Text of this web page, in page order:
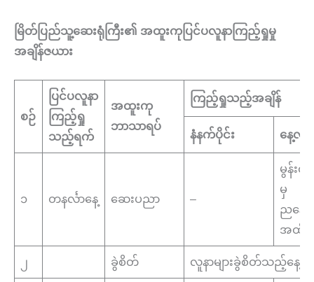
မြိတ်ပြည်သူ့ဆေးရုံကြီး၏ အထူးကုပြင်ပလူနာကြည့်ရှုမှု
အချိန်ဇယား
စဉ်
ပြင်ပလူနာ
ကြည့်ရှု
သည့်ရက်
အထူးကု
ဘာသာရပ်
ကြည့်ရှုသည့်အချိန်
နံနက်ပိုင်း နေ့လ
၁ တနင်္လာနေ့ ဆေးပညာ –
မွန်းလွဲ
မှ
ညနေ(
အထိ
၂ ခွဲစိတ် လူနာများခွဲစိတ်သည့်နေ့